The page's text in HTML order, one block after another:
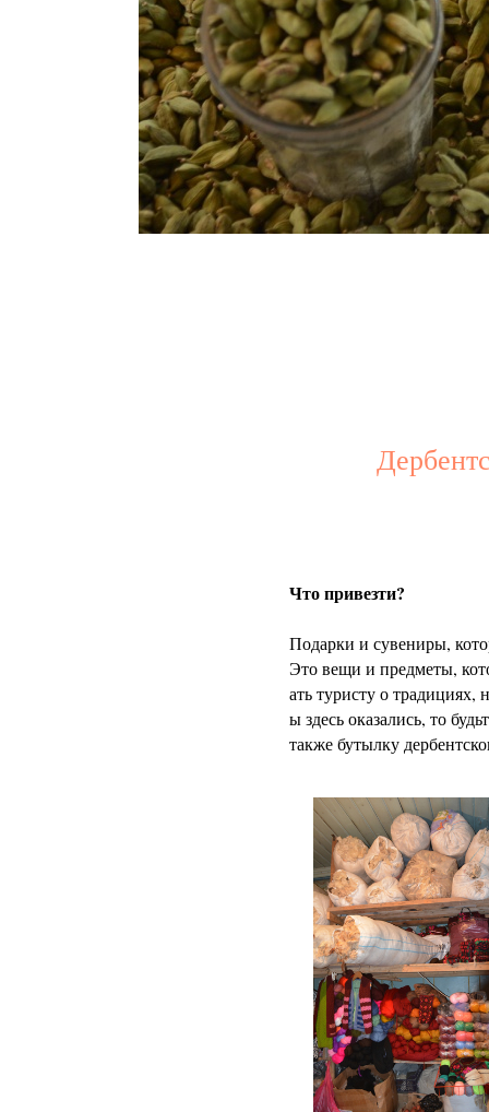
Что привезти?
Подарки и сувениры,
Это вещи и предметы,
ать туристу о традициях,
ы здесь оказались, то
также бутылку